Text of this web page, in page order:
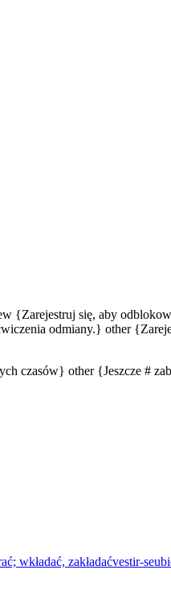
{Zarejestruj się, aby
odmiany.} other
czasów} other {Jeszcze #
wkładać, zakładaćvestir-se